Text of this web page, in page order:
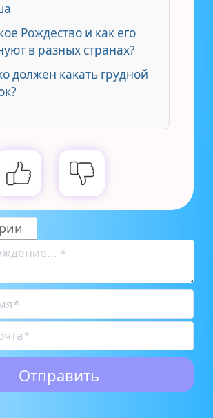
Рождество и как его
в разных странах?
должен какать грудной